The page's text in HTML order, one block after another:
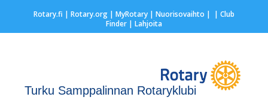
Rotary.fi | Rotary.org| MyRotary | Nuorisovaihto | | Club
Finder| Lahjoita
Turku Samppalinnan Rotaryklubi